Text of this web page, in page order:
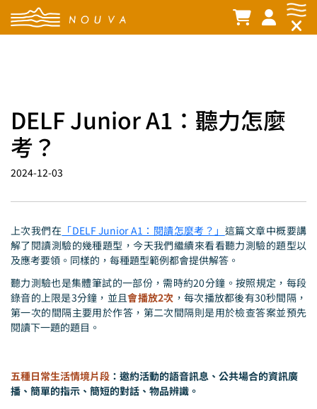
DELF Junior A1：聽力怎麼
考？
2024-12-03
上次我們在 「DELF Junior A1：閱讀怎麼考？」 這篇文章中概要講
解了閱讀測驗的幾種題型，今天我們繼續來看看聽力測驗的題型以
及應考要領。同樣的，每種題型範例都會提供解答。
聽力測驗也是集體筆試的一部份，需時約20分鐘。按照規定，每段
錄音的上限是3分鐘，並且會播放2次 ，每次播放都後有30秒間隔，
第一次的間隔主要用於作答，第二次間隔則是用於檢查答案並預先
閱讀下一題的題目。
五種日常生活情境片段 ：邀約活動的語音訊息、公共場合的資訊廣
播、簡單的指示、簡短的對話、物品辨識。